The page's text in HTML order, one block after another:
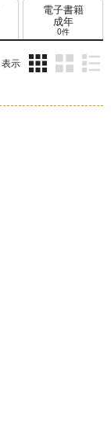
電子書籍
成年
0件
表示
ム
ム
ム